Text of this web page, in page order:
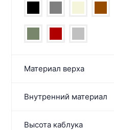
Материал верха
Внутренний материал
Высота каблука